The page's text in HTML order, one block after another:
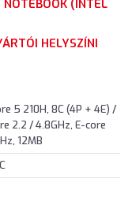
(INTEL
HELYSZÍNI
5 210H, 8C (4P + 4E) /
2.2 / 4.8GHz, E-core
12MB